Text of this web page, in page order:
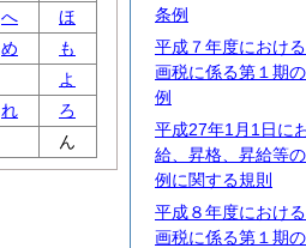
条例
平成７年度におけ
画税に係る第１期
例
平成27年1月1日に
給、昇格、昇給等
例に関する規則
平成８年度におけ
画税に係る第１期
へ
ほ
め
も
よ
れ
ろ
ん